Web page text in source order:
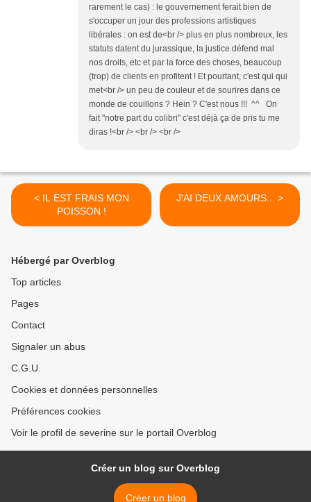
rarement le cas) : le gouvernement ferait bien de
s'occuper un jour des professions artistiques
libérales : on est de<br /> plus en plus nombreux, les
statuts datent du jurassique, la justice défend mal
nos droits, etc et par la force des choses, beaucoup
(trop) de clients en profitent ! Et pourtant, c'est qui qui
met<br /> un peu de couleur et de sourires dans ce
monde de couillons ? Hein ? C'est nous !!! ^^ On
fait "notre part du colibri" c'est déjà ça de pris tu me
diras !<br /> <br /> <br />
< IL EST FRAIS MON
POISSON !
J'AI DEUX AMOURS... >
Hébergé par Overblog
Top articles
Pages
Contact
Signaler un abus
C.G.U.
Cookies et données personnelles
Préférences cookies
Voir le profil de severine sur le portail Overblog
Créer un blog sur Overblog
Créer un blog